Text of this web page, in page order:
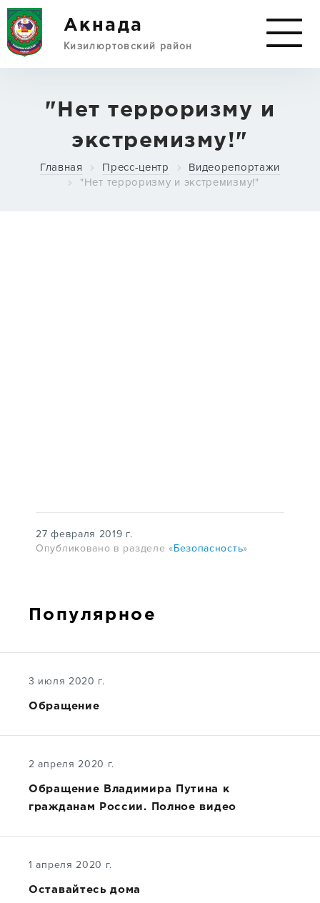
Акнада
Кизилюртовский район
АДМИНИСТРАЦИЯ
СЕЛО И РАЙОН
"Нет терроризму и
экстремизму!"
Главная Пресс-центр
Видеорепортажи
"Нет терроризму и экстремизму!"
27 февраля 2019 г.
Опубликовано в разделе «Безопасность»
Популярное
3 июля 2020 г.
Обращение
2 апреля 2020 г.
Обращение Владимира Путина к
гражданам России. Полное видео
1 апреля 2020 г.
Оставайтесь дома